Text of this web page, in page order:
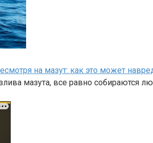
на мазут: как это может
мазута, все равно собираются